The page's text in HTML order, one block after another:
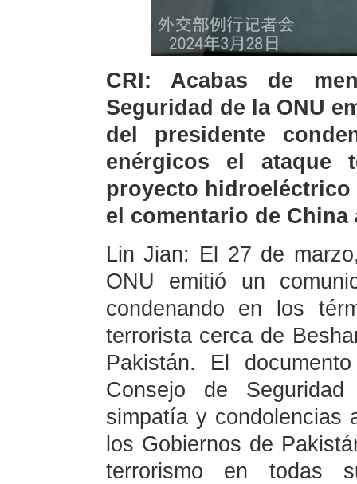
CRI: Acabas de
Seguridad de la ONU
del presidente
enérgicos el ataque
proyecto hidroeléctrico
el comentario de China
Lin Jian: El 27 de
ONU emitió un
condenando en los
terrorista cerca de
Pakistán. El
Consejo de
simpatía y
los Gobiernos de
terrorismo en todas